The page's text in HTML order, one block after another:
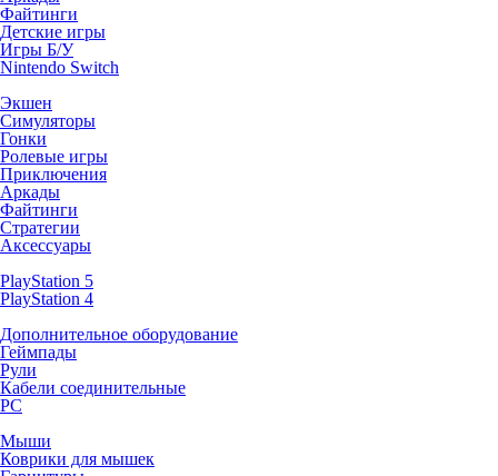
Файтинги
Детские игры
Игры Б/У
Nintendo Switch
Экшен
Симуляторы
Гонки
Ролевые игры
Приключения
Аркады
Файтинги
Стратегии
Аксессуары
PlayStation 5
PlayStation 4
Дополнительное оборудование
Геймпады
Рули
Кабели соединительные
PC
Мыши
Коврики для мышек